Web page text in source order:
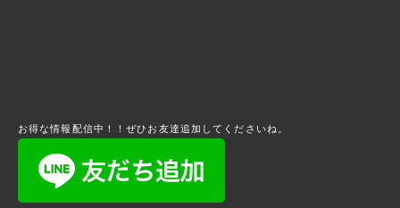
お得な情報配信中！！ぜひお友達追加してくださいね。